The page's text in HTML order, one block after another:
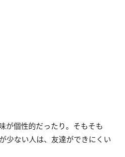
が個性的だったり。そもそも
少ない人は、友達ができにくい